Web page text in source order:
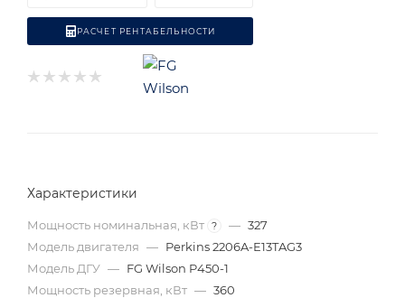
РАСЧЕТ РЕНТАБЕЛЬНОСТИ
Характеристики
Мощность номинальная, кВт ? — 327
Модель двигателя — Perkins 2206A-E13TAG3
Модель ДГУ — FG Wilson P450-1
Мощность резервная, кВт — 360